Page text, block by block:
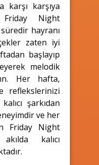
karşı karşıya
Friday Night
hayranı
zaten iyi
başlayıp
melodik
Her hafta,
reflekslerinizi
şarkıdan
ve her
Friday Night
kalıcı